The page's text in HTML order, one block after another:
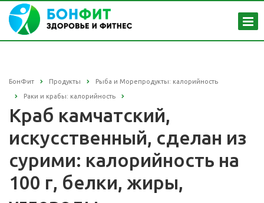
БонФит Продукты Рыба и Морепродукты: калорийность
Раки и крабы: калорийность
Краб камчатский,
искусственный, сделан из
сурими: калорийность на
100 г, белки, жиры,